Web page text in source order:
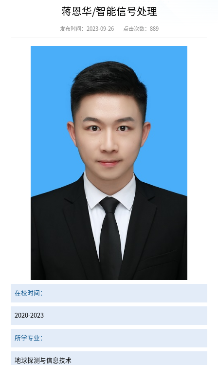
蒋恩华/智能信号处理
发布时间：2023-09-26 点击次数： 889
在校时间：
2020-2023
所学专业：
地球探测与信息技术